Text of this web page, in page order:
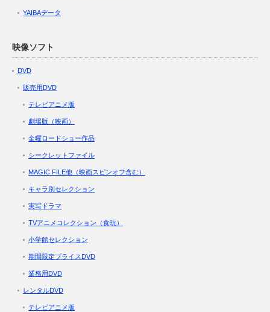
YAIBAデータ
映像ソフト
DVD
販売用DVD
テレビアニメ版
劇場版（映画）
金曜ロードショー作品
シークレットファイル
MAGIC FILE他（映画スピンオフ含む）
キャラ別セレクション
実写ドラマ
TVアニメコレクション（食玩）
小学館セレクション
期間限定プライスDVD
業務用DVD
レンタルDVD
テレビアニメ版